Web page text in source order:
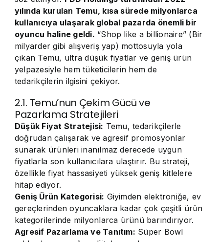
yılında kurulan Temu, kısa sürede milyonlarca
kullanıcıya ulaşarak global pazarda önemli bir
oyuncu haline geldi. “Shop like a billionaire” (Bir
milyarder gibi alışveriş yap) mottosuyla yola
çıkan Temu, ultra düşük fiyatlar ve geniş ürün
yelpazesiyle hem tüketicilerin hem de
tedarikçilerin ilgisini çekiyor.
2.1. Temu’nun Çekim Gücü ve
Pazarlama Stratejileri
Düşük Fiyat Stratejisi: Temu, tedarikçilerle
doğrudan çalışarak ve agresif promosyonlar
sunarak ürünleri inanılmaz derecede uygun
fiyatlarla son kullanıcılara ulaştırır. Bu strateji,
özellikle fiyat hassasiyeti yüksek geniş kitlelere
hitap ediyor.
Geniş Ürün Kategorisi: Giyimden elektroniğe, ev
gereçlerinden oyuncaklara kadar çok çeşitli ürün
kategorilerinde milyonlarca ürünü barındırıyor.
Agresif Pazarlama ve Tanıtım: Süper Bowl